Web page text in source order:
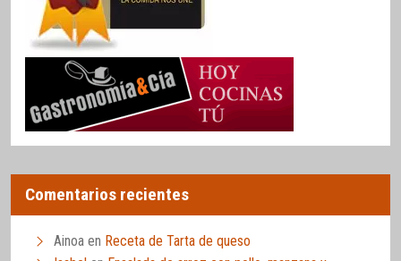
Comentarios recientes
Ainoa en Receta de Tarta de queso